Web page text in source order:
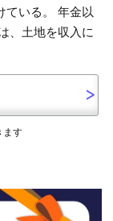
ている。 年金以
、土地を収入に
ます